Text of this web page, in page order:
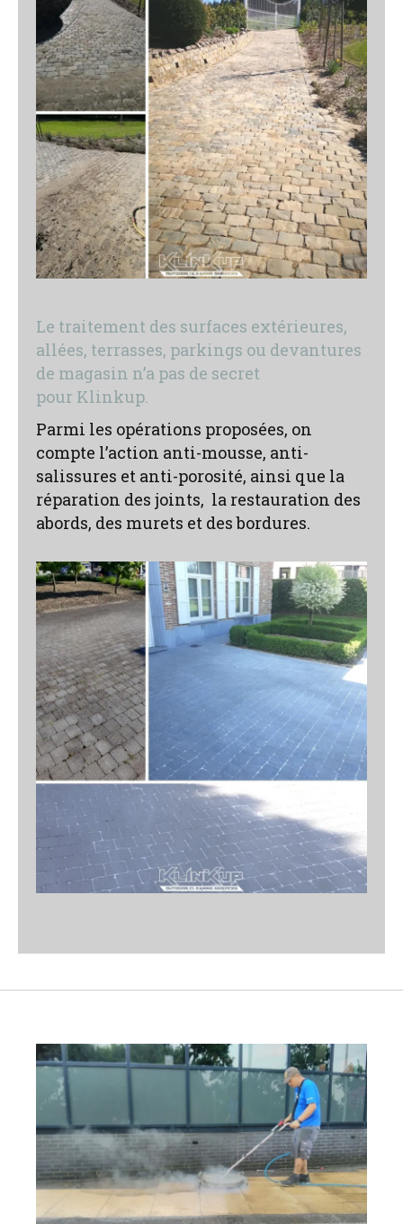
Le traitement des surfaces extérieures,
allées, terrasses, parkings ou devantures
de magasin n’a pas de secret
pour Klinkup.
Parmi les opérations proposées, on
compte l’action anti-mousse, anti-
salissures et anti-porosité, ainsi que la
réparation des joints, la restauration des
abords, des murets et des bordures.